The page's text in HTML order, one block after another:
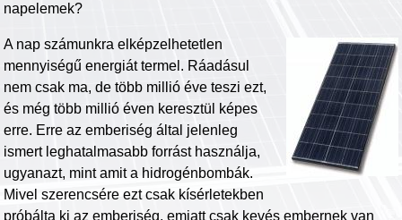
napelemek?
A nap számunkra elképzelhetetlen
mennyiségű energiát termel. Ráadásul
nem csak ma, de több millió éve teszi ezt,
és még több millió éven keresztül képes
erre. Erre az emberiség által jelenleg
ismert leghatalmasabb forrást használja,
ugyanazt, mint amit a hidrogénbombák.
Mivel szerencsére ezt csak kísérletekben
próbálta ki az emberiség, emiatt csak kevés embernek van